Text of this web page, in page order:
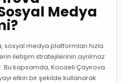
Medya
sosyal medya platformları hızla
iletişim stratejilerinin ayrılmaz
Bu kapsamda, Kocaeli Çayırova
etkin bir şekilde kullanarak